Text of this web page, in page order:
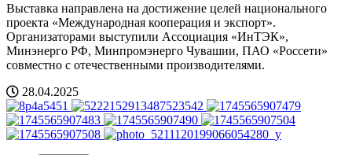
Выставка направлена на достижение целей национального
проекта «Международная кооперация и экспорт».
Организаторами выступили Ассоциация «ИнТЭК»,
Минэнерго РФ, Минпромэнерго Чувашии, ПАО «Россети»
совместно с отечественными производителями.
28.04.2025